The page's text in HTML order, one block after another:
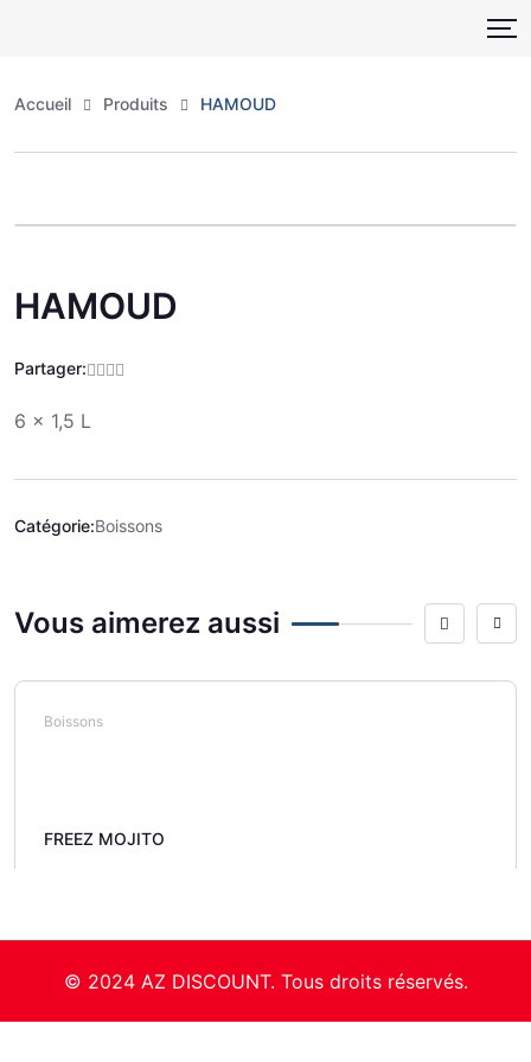
Accueil Produits HAMOUD
HAMOUD
Partager:
6 x 1,5 L
Catégorie:Boissons
Vous aimerez aussi
Boissons
FREEZ MOJITO
© 2024 AZ DISCOUNT. Tous droits réservés.